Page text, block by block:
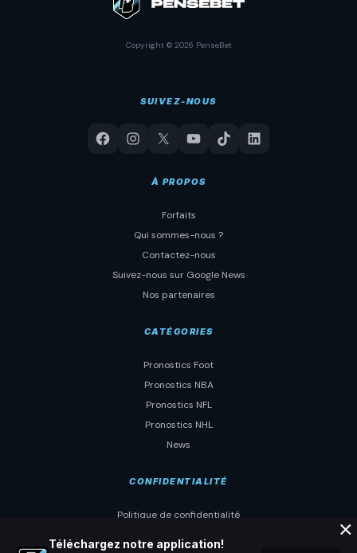
Copyright © 2026 PenseBet
SUIVEZ-NOUS
À PROPOS
Forfaits
Qui sommes-nous ?
Contactez-nous
Suivez-nous sur Google News
Nos partenaires
CATÉGORIES
Pronostics Foot
Pronostics NBA
Pronostics NFL
Pronostics NHL
News
CONFIDENTIALITÉ
Politique de confidentialité
Téléchargez notre application!
×